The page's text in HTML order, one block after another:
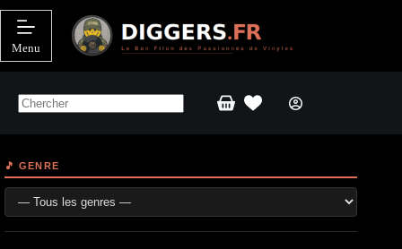
Passer
contenu
Menu
Panier
🎵 GENRE